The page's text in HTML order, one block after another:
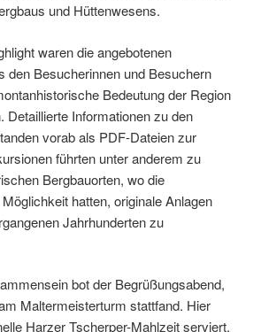
und Hüttenwesens.
waren die angebotenen
den Besucherinnen und Besuchern
Bedeutung der Region
Detaillierte Informationen zu den
vorab als PDF-Dateien zur
führten unter anderem zu
Bergbauorten, wo die
hatten, originale Anlagen
Jahrhunderten zu
bot der Begrüßungsabend,
Maltermeisterturm stattfand. Hier
Harzer Tscherper-Mahlzeit serviert,